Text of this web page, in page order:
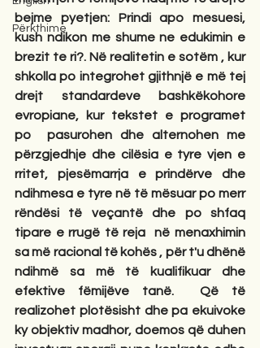
Përkthime
bejme pyetjen: Prindi apo mesuesi,
kush ndikon me shume ne edukimin e
brezit te ri?. Në realitetin e sotëm , kur
shkolla po integrohet gjithnjë e më tej
drejt standardeve bashkëkohore
evropiane, kur tekstet e programet
po  pasurohen dhe alternohen me
përzgjedhje dhe cilësia e tyre vjen e
rritet, pjesëmarrja e prindërve dhe
ndihmesa e tyre në të mësuar po merr
rëndësi të veçantë dhe po shfaq
tipare e rrugë të reja  në menaxhimin
sa më racional të kohës , për t'u dhënë
ndihmë sa më të kualifikuar dhe
efektive fëmijëve tanë.  Që të
realizohet plotësisht dhe pa ekuivoke
ky objektiv madhor, doemos që duhen